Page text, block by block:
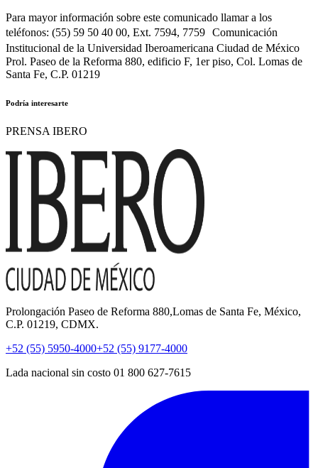
Para mayor información sobre este comunicado llamar a los
teléfonos: (55) 59 50 40 00, Ext. 7594, 7759 Comunicación
Institucional de la Universidad Iberoamericana Ciudad de México
Prol. Paseo de la Reforma 880, edificio F, 1er piso, Col. Lomas de
Santa Fe, C.P. 01219
Podría interesarte
PRENSA IBERO
Prolongación Paseo de Reforma 880,Lomas de Santa Fe, México,
C.P. 01219, CDMX.
+52 (55) 5950-4000+52 (55) 9177-4000
Lada nacional sin costo 01 800 627-7615